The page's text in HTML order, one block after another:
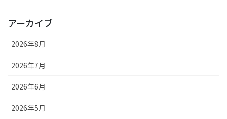
アーカイブ
2026年8月
2026年7月
2026年6月
2026年5月